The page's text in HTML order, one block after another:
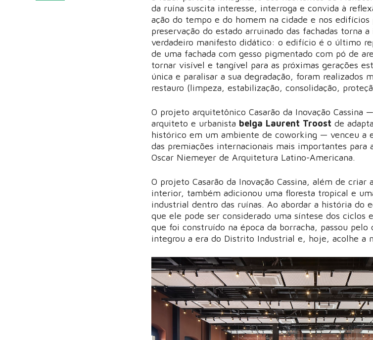
da ruína suscita interesse, interroga e convida à
ação do tempo e do homem na cidade e nos
preservação do estado arruinado das fachadas torna
verdadeiro manifesto didático: o edifício é o último
de uma fachada com gesso pigmentado com pó de
tornar visível e tangível para as próximas gerações
única e paralisar a sua degradação, foram realizados
restauro (limpeza, estabilização, consolidação,
O projeto arquitetônico Casarão da Inovação Cassina
arquiteto e urbanista belga Laurent Troost de
histórico em um ambiente de coworking — venceu a
das premiações internacionais mais importantes para
Oscar Niemeyer de Arquitetura Latino-Americana.
O projeto Casarão da Inovação Cassina, além de
interior, também adicionou uma floresta tropical e
industrial dentro das ruínas. Ao abordar a história do
que ele pode ser considerado uma síntese dos ciclos
que foi construído na época da borracha, passou
integrou a era do Distrito Industrial e, hoje, acolhe a